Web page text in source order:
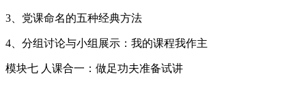
3、党课命名的五种经典方法
4、分组讨论与小组展示：我的课程我作主
模块七 人课合一：做足功夫准备试讲